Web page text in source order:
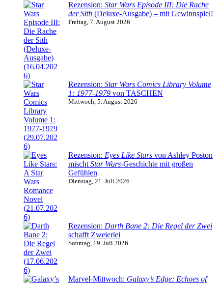
Rezension: Star Wars Episode III: Die Rache
der Sith (Deluxe-Ausgabe) – mit Gewinnspiel!
Freitag, 7. August 2026
Rezension: Star Wars Comics Library Volume
1: 1977-1979 von TASCHEN
Mittwoch, 5. August 2026
Rezension: Eyes Like Stars von Ashley Poston
mischt Star Wars-Geschichte mit großen
Gefühlen
Dienstag, 21. Juli 2026
Rezension: Darth Bane 2: Die Regel der Zwei
schafft Zweierlei
Sonntag, 19. Juli 2026
Marvel-Mittwoch: Galaxy’s Edge: Echoes of